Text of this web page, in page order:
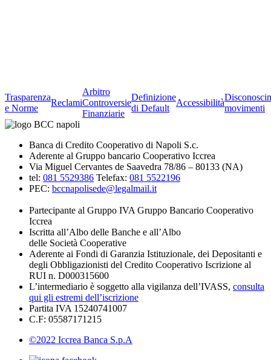
Trasparenza
e Norme
Reclami
Arbitro
Controversie
Finanziarie
Definizione
di Default
Accessibilità
movimenti
Banca di Credito Cooperativo di Napoli S.c.
Aderente al Gruppo bancario Cooperativo Iccrea
Via Miguel Cervantes de Saavedra 78/86 – 80133 (NA)
tel: 081 5529386 Telefax: 081 5522196
PEC: bccnapolisede@legalmail.it
Partecipante al Gruppo IVA Gruppo Bancario Cooperativo
Iccrea
Iscritta all’Albo delle Banche e all’Albo
delle Società Cooperative
Aderente ai Fondi di Garanzia Istituzionale, dei Depositanti e
degli Obbligazionisti del Credito Cooperativo Iscrizione al
RUI n. D000315600
L’intermediario è soggetto alla vigilanza dell’IVASS, consulta
qui gli estremi dell’iscrizione
Partita IVA 15240741007
C.F: 05587171215
©2022 Iccrea Banca S.p.A